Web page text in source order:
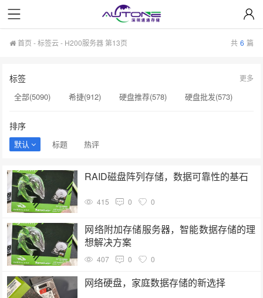
首页 -标签云- H200服务器 第13页 共 6 篇
标签
全部(5090) 希捷(912) 硬盘推荐(578)
硬盘批发(573)
硬盘采购(474)
希捷硬盘(471)
NAS专用硬盘(120)
企业级存储(72)
HAMR技术(62)
企业级(34)
大容量硬盘(32)
监控硬盘​(25)
监控硬盘多少钱(24)
数据存储(22) 企业硬盘​(20)
更多
排序
默认 标题 热评
RAID磁盘阵列存储，数据可靠性的基石
415 0 0
网络附加存储服务器，智能数据存储的理
想解决方案
407 0 0
网络硬盘，家庭数据存储的新选择